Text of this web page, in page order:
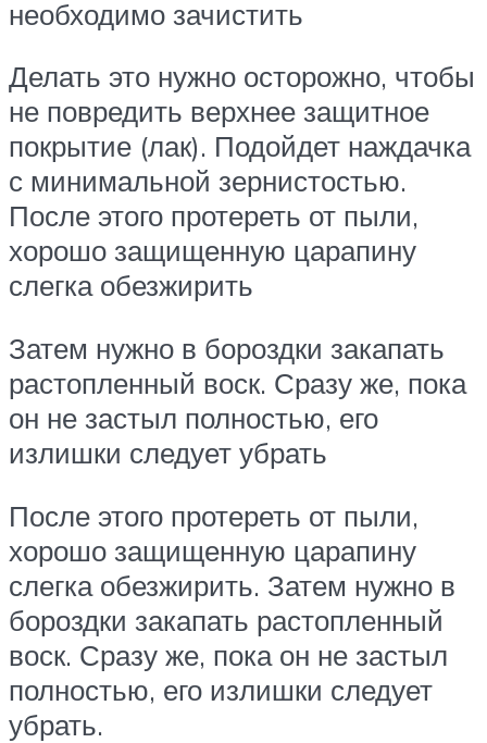
необходимо зачистить
Делать это нужно осторожно, чтобы
не повредить верхнее защитное
покрытие (лак). Подойдет наждачка
с минимальной зернистостью.
После этого протереть от пыли,
хорошо защищенную царапину
слегка обезжирить
Затем нужно в бороздки закапать
растопленный воск. Сразу же, пока
он не застыл полностью, его
излишки следует убрать
После этого протереть от пыли,
хорошо защищенную царапину
слегка обезжирить. Затем нужно в
бороздки закапать растопленный
воск. Сразу же, пока он не застыл
полностью, его излишки следует
убрать.